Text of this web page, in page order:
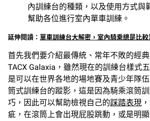
內訓練台的種類，以及使用方式與
幫助各位進行室內單車訓練。
延伸閱讀： 單車訓練台大解密，室內騎乘總是比較
首先我們要介紹最傳統、常年不敗的經
TACX Galaxia，雖然現在的訓練台樣式
是可以在世界各地的場地賽及青少年隊
筒式訓練台的蹤影，這是因為騎乘滾筒
巧，因此可以幫助檢視自己的踩踏表現
疵，在滾筒上會出現屁股跳動，或是明